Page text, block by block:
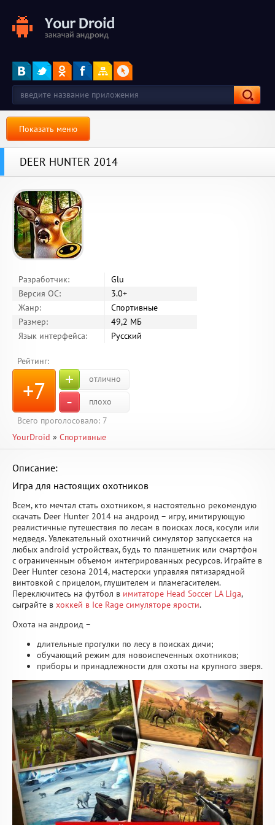
Показать меню
DEER HUNTER 2014
Разработчик:
Glu
Версия ОС:
3.0+
Жанр:
Спортивные
Размер:
49,2 МБ
Язык интерфейса:
Русский
Рейтинг:
+7 + отлично
-
плохо
Всего проголосовало: 7
YourDroid » Спортивные
Описание:
Игра для настоящих охотников
Всем, кто мечтал стать охотником, я настоятельно рекомендую
скачать Deer Hunter 2014 на андроид – игру, имитирующую
реалистичные путешествия по лесам в поисках лося, косули или
медведя. Увлекательный охотничий симулятор запускается на
любых android устройствах, будь то планшетник или смартфон
с ограниченным объемом интегрированных ресурсов. Играйте в
Deer Hunter сезона 2014, мастерски управляя пятизарядной
винтовкой с прицелом, глушителем и пламегасителем.
Переключитесь на футбол в имитаторе Head Soccer LA Liga,
сыграйте в хоккей в Ice Rage симуляторе ярости.
Охота на андроид –
длительные прогулки по лесу в поисках дичи;
обучающий режим для новоиспеченных охотников;
приборы и принадлежности для охоты на крупного зверя.